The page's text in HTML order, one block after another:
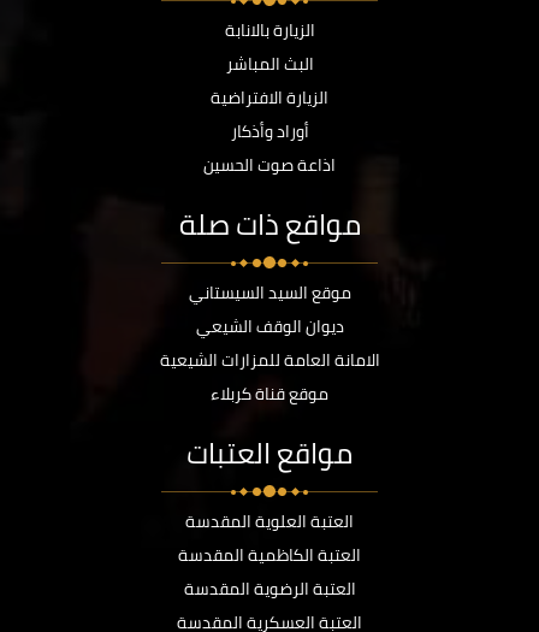
الزيارة بالانابة
البث المباشر
الزيارة الافتراضية
أوراد وأذكار
اذاعة صوت الحسين
مواقع ذات صلة
موقع السيد السيستاني
ديوان الوقف الشيعي
الامانة العامة للمزارات الشيعية
موقع قناة كربلاء
مواقع العتبات
العتبة العلوية المقدسة
العتبة الكاظمية المقدسة
العتبة الرضوية المقدسة
العتبة العسكرية المقدسة